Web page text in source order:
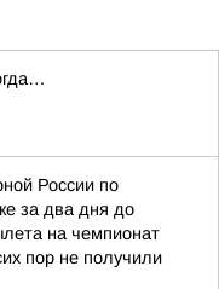
России по
за два дня до
на чемпионат
пор не получили